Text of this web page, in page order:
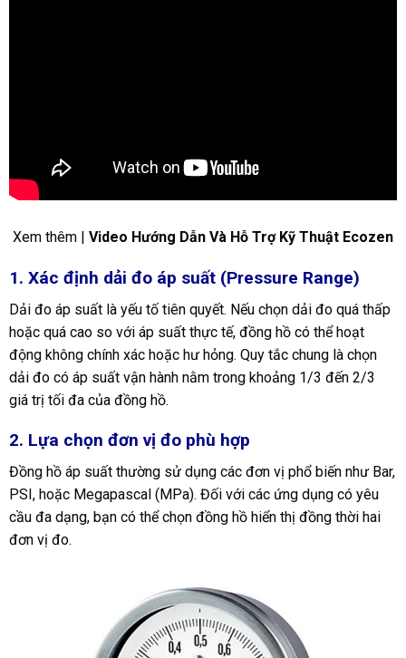
Xem thêm | Video Hướng Dẫn Và Hỗ Trợ Kỹ Thuật Ecozen
1. Xác định dải đo áp suất (Pressure Range)
Dải đo áp suất là yếu tố tiên quyết. Nếu chọn dải đo quá thấp
hoặc quá cao so với áp suất thực tế, đồng hồ có thể hoạt
động không chính xác hoặc hư hỏng. Quy tắc chung là chọn
dải đo có áp suất vận hành nằm trong khoảng 1/3 đến 2/3
giá trị tối đa của đồng hồ.
2. Lựa chọn đơn vị đo phù hợp
Đồng hồ áp suất thường sử dụng các đơn vị phổ biến như Bar,
PSI, hoặc Megapascal (MPa). Đối với các ứng dụng có yêu
cầu đa dạng, bạn có thể chọn đồng hồ hiển thị đồng thời hai
đơn vị đo.